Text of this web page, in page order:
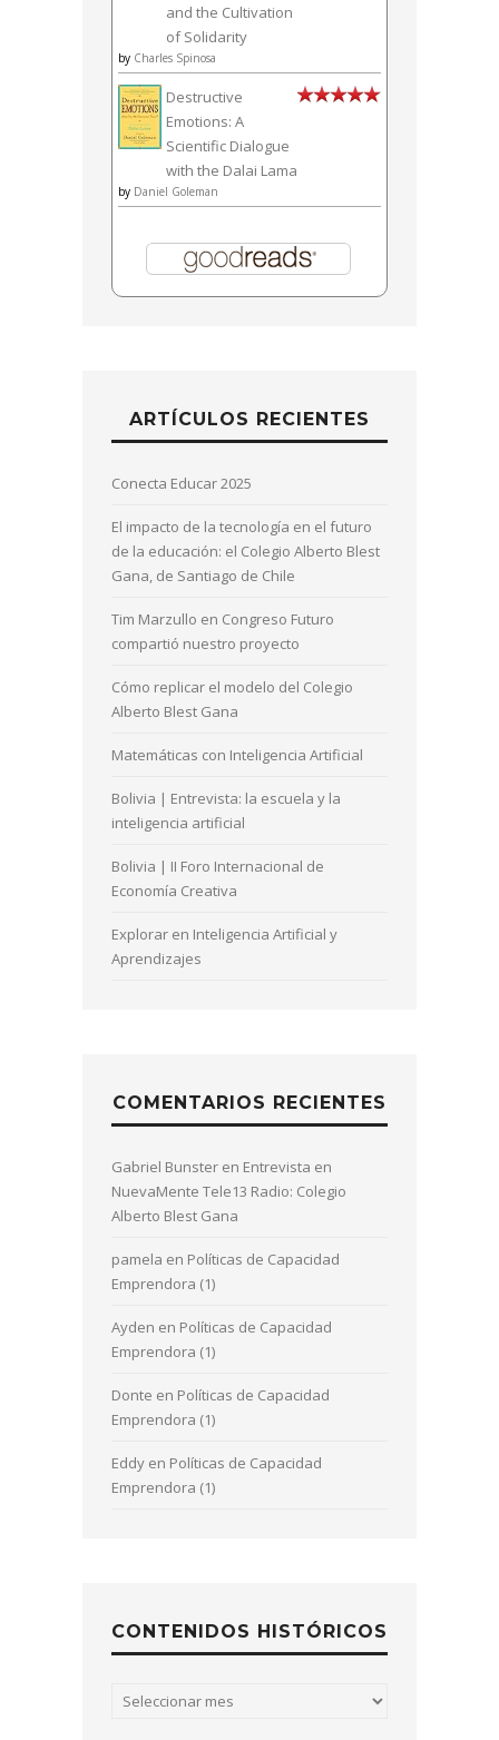
and the Cultivation
of Solidarity
by Charles Spinosa
Destructive
Emotions: A
Scientific Dialogue
with the Dalai Lama
by Daniel Goleman
ARTÍCULOS RECIENTES
Conecta Educar 2025
El impacto de la tecnología en el futuro
de la educación: el Colegio Alberto Blest
Gana, de Santiago de Chile
Tim Marzullo en Congreso Futuro
compartió nuestro proyecto
Cómo replicar el modelo del Colegio
Alberto Blest Gana
Matemáticas con Inteligencia Artificial
Bolivia | Entrevista: la escuela y la
inteligencia artificial
Bolivia | II Foro Internacional de
Economía Creativa
Explorar en Inteligencia Artificial y
Aprendizajes
COMENTARIOS RECIENTES
Gabriel Bunster en Entrevista en
NuevaMente Tele13 Radio: Colegio
Alberto Blest Gana
pamela en Políticas de Capacidad
Emprendora (1)
Ayden en Políticas de Capacidad
Emprendora (1)
Donte en Políticas de Capacidad
Emprendora (1)
Eddy en Políticas de Capacidad
Emprendora (1)
CONTENIDOS HISTÓRICOS
Contenidos